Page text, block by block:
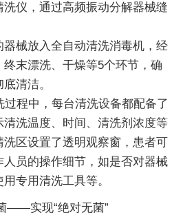
仪，通过高频振动分解器械缝
器械放入全自动清洗消毒机，经
末漂洗、干燥等5个环节，确
清洁。
过程中，每台清洗设备都配备了
洗温度、时间、清洗剂浓度等
区设置了透明观察窗，患者可
员的操作细节，如是否对器械
专用清洗工具等。
——实现“绝对无菌”